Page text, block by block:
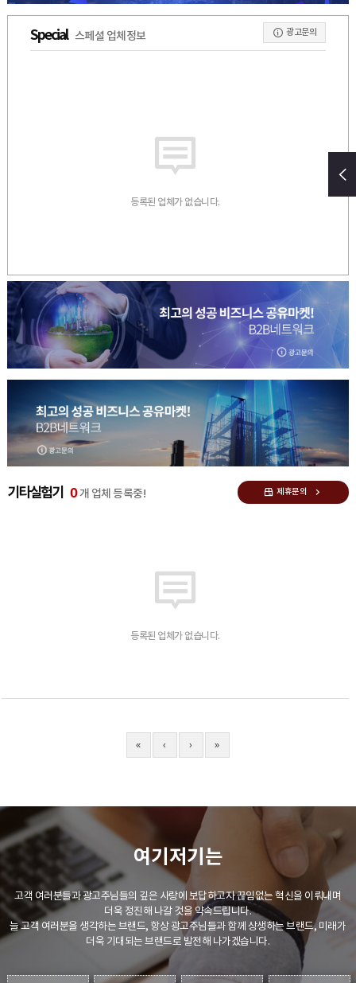
Special 스페셜 업체정보 광고문의
등록된 업체가 없습니다.
기타실험기 0개 업체 등록중! 제휴문의
등록된 업체가 없습니다.
« ‹ › »
여기저기는
고객 여러분들과 광고주님들의 깊은 사랑에 보답하고자 끊임없는 혁신을 이뤄내며
더욱 정진해 나갈 것을 약속드립니다.
늘 고객 여러분을 생각하는 브랜드, 항상 광고주님들과 함께 상생하는 브랜드, 미래가
더욱 기대되는 브랜드로 발전해 나가겠습니다.